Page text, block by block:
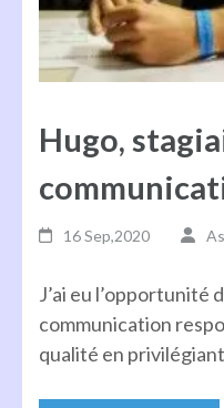
Hugo,
16 Sep,2020
J’ai eu l’opportunité
communication
qualité en